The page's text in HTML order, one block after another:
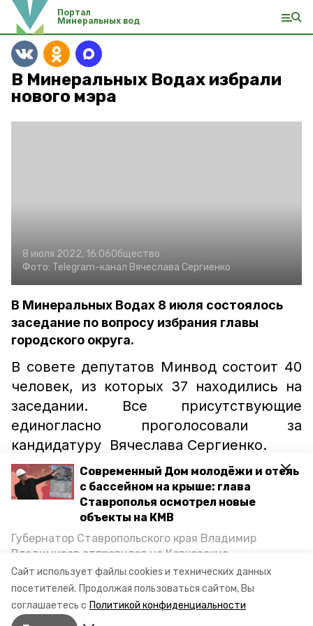
Сайт использует файлы cookies и технических данных
посетителей. Продолжая пользоваться сайтом, Вы
соглашаетесь с Политикой конфиденциальности
Современный Дом молодёжи и отель
с бассейном на крыше: глава
Ставрополья осмотрел новые
объекты на КМВ
Губернатор Ставропольского края Владимир
Владимиров отправился на Кавказские
Минеральные Воды, чтобы проинспектировать
строительство объектов в Кисловодске и
Минводах, а также выслушать предложения о
постройке новых точек притяжения для местных
Портал
Минеральных вод
В Минеральных Водах избрали
нового мэра
8 июля 2022, 16:06Общество
Фото: Telegram-канал Вячеслава Сергиенко
В Минеральных Водах 8 июля состоялось
заседание по вопросу избрания главы
городского округа.
В совете депутатов Минвод состоит 40
человек, из которых 37 находились на
заседании. Все присутствующие
единогласно проголосовали за
кандидатуру Вячеслава Сергиенко.
Решением совета главой
Минераловодского городского округа
избрали Вячеслава Сергиенко.
глава минвод вячеслав сергиенко
совет депутатов минеральные воды
ставропольский край